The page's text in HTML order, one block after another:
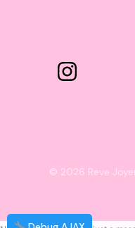
© 2026 Reve